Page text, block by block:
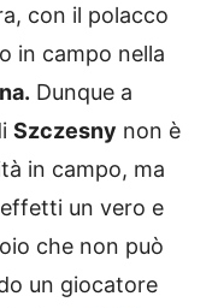
con il polacco
in campo nella
Dunque a
Szczesny non è
in campo, ma
un vero e
che non può
un giocatore